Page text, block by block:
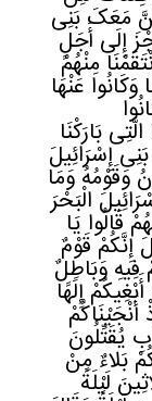
مَعَکَ بَنِی
إِلَى أَجَلٍ
مِنْهُمْ
وَکَانُوا عَنْهَا
بَارَکْنَا
إِسْرَائِیلَ
وَقَوْمُهُ وَمَا
الْبَحْرَ
قَالُوا یَا
إِنَّکُمْ قَوْمٌ
فِیهِ وَبَاطِلٌ
إِلَهًا
أَنْجَیْنَاکُمْ
یُقَتِّلُونَ
بَلاءٌ مِنْ
لَیْلَةً